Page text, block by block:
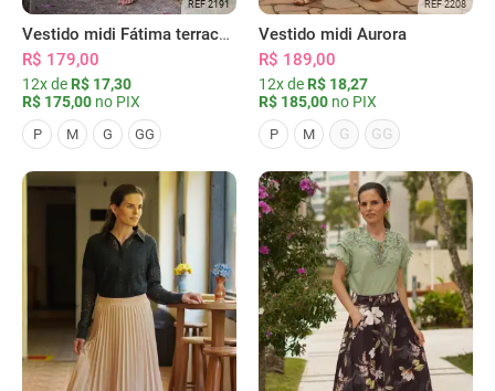
REF 2191
Vestido midi Fátima terracota
R$ 179,00
12x de R$ 17,30
R$ 175,00 no PIX
P M G GG
REF 2208
Vestido midi Aurora
R$ 189,00
12x de R$ 18,27
R$ 185,00 no PIX
P M G GG